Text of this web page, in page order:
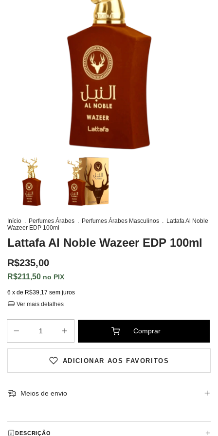
Início Perfumes Árabes Perfumes Árabes Masculinos
Lattafa Al Noble
Wazeer EDP 100ml
Lattafa Al Noble Wazeer EDP 100ml
R$235,00
R$211,50 PIX
6 x de R$39,17 sem juros
Ver mais detalhes
ADICIONAR AOS FAVORITOS
Meios de envio
DESCRIÇÃO +